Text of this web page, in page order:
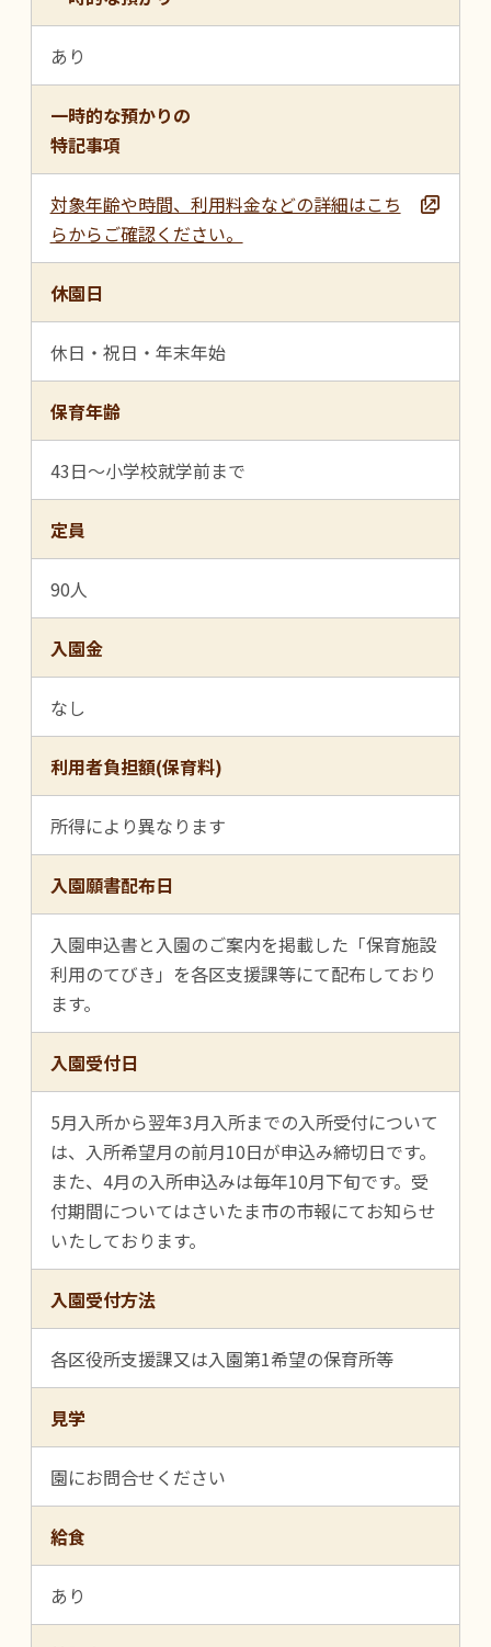
あり
一時的な預かりの
特記事項
対象年齢や時間、利用料金などの詳細はこち
らからご確認ください。
休園日
休日・祝日・年末年始
保育年齢
43日～小学校就学前まで
定員
90人
入園金
なし
利用者負担額(保育料)
所得により異なります
入園願書配布日
入園申込書と入園のご案内を掲載した「保育施設
利用のてびき」を各区支援課等にて配布しており
ます。
入園受付日
5月入所から翌年3月入所までの入所受付について
は、入所希望月の前月10日が申込み締切日です。
また、4月の入所申込みは毎年10月下旬です。受
付期間についてはさいたま市の市報にてお知らせ
いたしております。
入園受付方法
各区役所支援課又は入園第1希望の保育所等
見学
園にお問合せください
給食
あり